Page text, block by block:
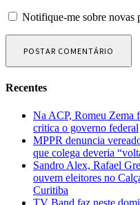
Notifique-me sobre novas
Recentes
Na ACP, Romeu Zema
critica o governo federal
MPPR denuncia
que colega deveria
Sandro Alex, Rafael
ouvem eleitores no
Curitiba
TV Band faz neste